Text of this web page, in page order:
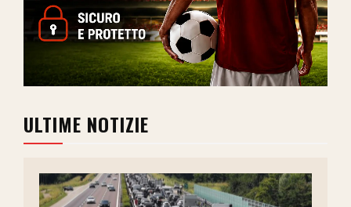
ULTIME NOTIZIE